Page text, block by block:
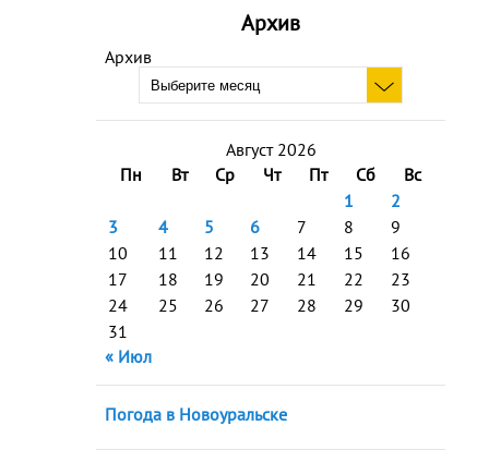
Архив
Архив
Август 2026
Пн
Вт Ср Чт Пт Сб
Вс
1
2
3
4 5 6 7 8
9
10
11 12 13 14 15
16
17
18 19 20 21 22
23
24
25 26 27 28 29
30
31
« Июл
Погода в Новоуральске